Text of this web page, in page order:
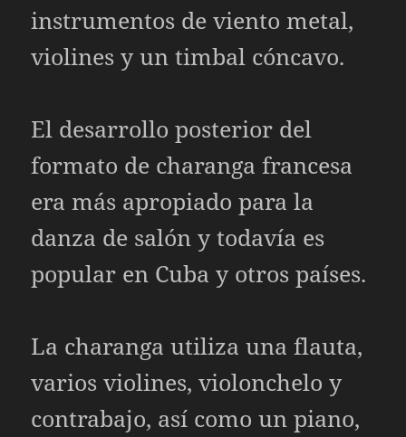
instrumentos de viento metal,
violines y un timbal cóncavo.
El desarrollo posterior del
formato de charanga francesa
era más apropiado para la
danza de salón y todavía es
popular en Cuba y otros países.
La charanga utiliza una flauta,
varios violines, violonchelo y
contrabajo, así como un piano,